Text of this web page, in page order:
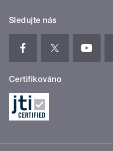
Sledujte nás
Certifikováno